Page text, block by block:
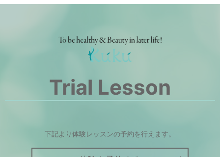
Trial Lesson
下記より体験レッスンの予約を行えます。